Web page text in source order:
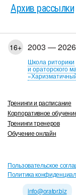
Архив рассылки
16+ 2003 — 2026
Школа риторики
и ораторского
Тренинги и расписание
Корпоративное
Тренинги тренеров
Обучение онлайн
Пользовательское
Политика
info@orator.biz